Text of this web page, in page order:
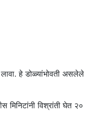
लावा. हे डोळ्यांभोवती असलेले
विश्रांती घेत २०